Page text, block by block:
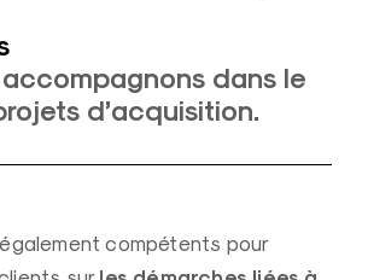
dans le
d’acquisition.
compétents pour